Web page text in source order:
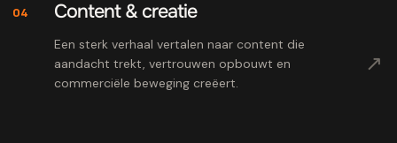
04 Content & creatie
Een sterk verhaal vertalen naar content die
aandacht trekt, vertrouwen opbouwt en
commerciële beweging creëert.
↗